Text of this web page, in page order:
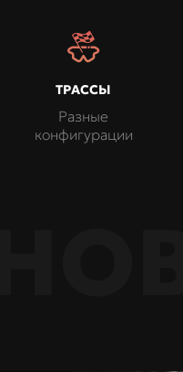
ТРАССЫ
Разные
конфигурации